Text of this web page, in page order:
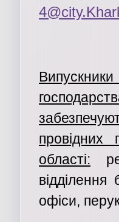
провідних
області:
відділення
офіси,